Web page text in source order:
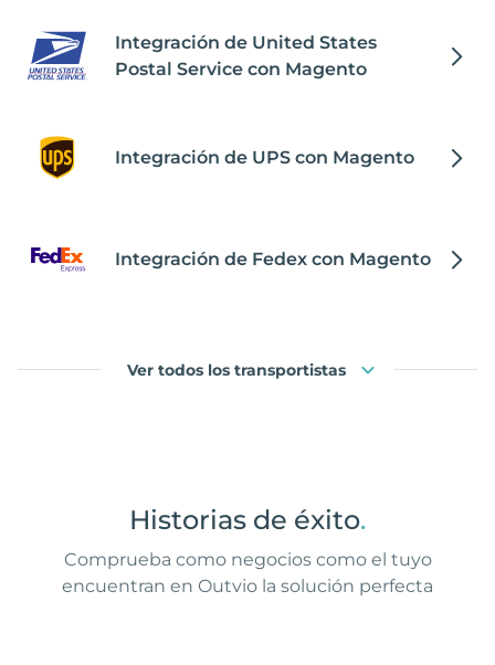
Integración de United States
Postal Service con Magento
Integración de UPS con Magento
Integración de Fedex con Magento
Ver todos los transportistas
Historias de éxito.
Comprueba como negocios como el tuyo
encuentran en Outvio la solución perfecta